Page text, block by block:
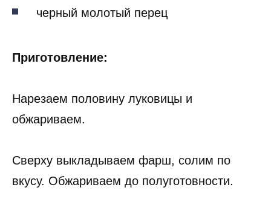
черный молотый перец
Приготовление:
Нарезаем половину луковицы и
обжариваем.
Сверху выкладываем фарш, солим по
вкусу. Обжариваем до полуготовности.